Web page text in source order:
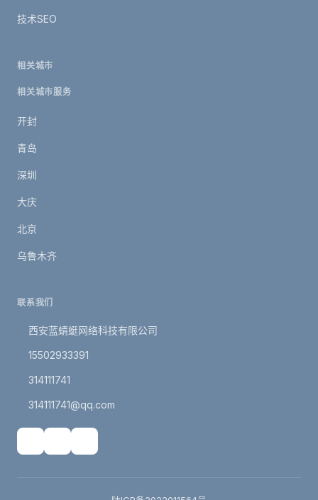
技术SEO
相关城市
相关城市服务
开封
青岛
深圳
大庆
北京
乌鲁木齐
联系我们
西安蓝蜻蜓网络科技有限公司
15502933391
314111741
314111741@qq.com